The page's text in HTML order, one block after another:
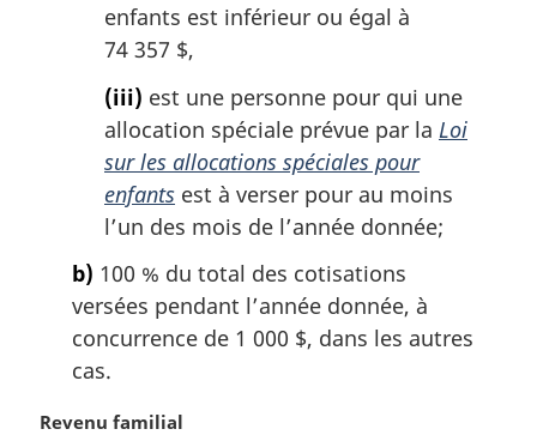
enfants est inférieur ou égal à
74 357 $,
(iii) est une personne pour qui une
allocation spéciale prévue par la Loi
sur les allocations spéciales pour
enfants est à verser pour au moins
l’un des mois de l’année donnée;
b) 100 % du total des cotisations
versées pendant l’année donnée, à
concurrence de 1 000 $, dans les autres
cas.
N
Revenu familial